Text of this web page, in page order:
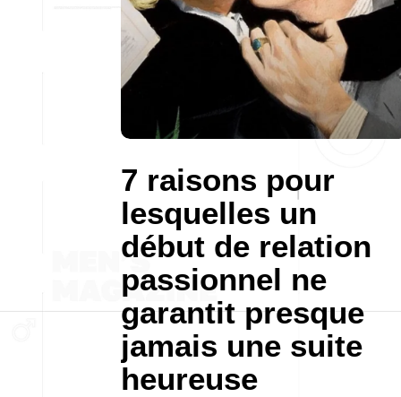
7 raisons pour
lesquelles un
début de relation
passionnel ne
garantit presque
jamais une suite
heureuse